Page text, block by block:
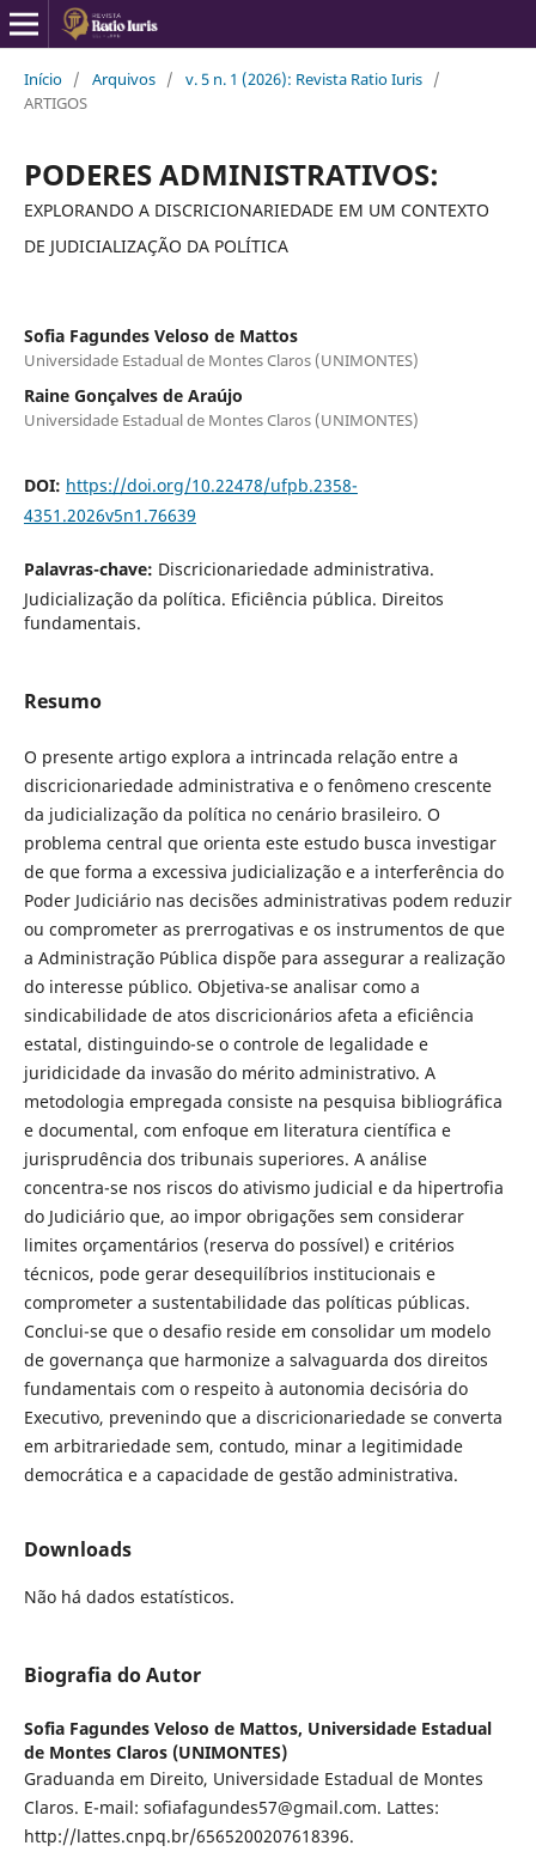
Início / Arquivos / v. 5 n. 1 (2026): Revista Ratio Iuris /
ARTIGOS
PODERES ADMINISTRATIVOS:
EXPLORANDO A DISCRICIONARIEDADE EM UM CONTEXTO
DE JUDICIALIZAÇÃO DA POLÍTICA
Sofia Fagundes Veloso de Mattos
Universidade Estadual de Montes Claros (UNIMONTES)
Raine Gonçalves de Araújo
Universidade Estadual de Montes Claros (UNIMONTES)
DOI: https://doi.org/10.22478/ufpb.2358-
4351.2026v5n1.76639
Palavras-chave: Discricionariedade administrativa.
Judicialização da política. Eficiência pública. Direitos
fundamentais.
Resumo
O presente artigo explora a intrincada relação entre a
discricionariedade administrativa e o fenômeno crescente
da judicialização da política no cenário brasileiro. O
problema central que orienta este estudo busca investigar
de que forma a excessiva judicialização e a interferência do
Poder Judiciário nas decisões administrativas podem reduzir
ou comprometer as prerrogativas e os instrumentos de que
a Administração Pública dispõe para assegurar a realização
do interesse público. Objetiva-se analisar como a
sindicabilidade de atos discricionários afeta a eficiência
estatal, distinguindo-se o controle de legalidade e
juridicidade da invasão do mérito administrativo. A
metodologia empregada consiste na pesquisa bibliográfica
e documental, com enfoque em literatura científica e
jurisprudência dos tribunais superiores. A análise
concentra-se nos riscos do ativismo judicial e da hipertrofia
do Judiciário que, ao impor obrigações sem considerar
limites orçamentários (reserva do possível) e critérios
técnicos, pode gerar desequilíbrios institucionais e
comprometer a sustentabilidade das políticas públicas.
Conclui-se que o desafio reside em consolidar um modelo
de governança que harmonize a salvaguarda dos direitos
fundamentais com o respeito à autonomia decisória do
Executivo, prevenindo que a discricionariedade se converta
em arbitrariedade sem, contudo, minar a legitimidade
democrática e a capacidade de gestão administrativa.
Downloads
Não há dados estatísticos.
Biografia do Autor
Sofia Fagundes Veloso de Mattos, Universidade Estadual
de Montes Claros (UNIMONTES)
Graduanda em Direito, Universidade Estadual de Montes
Claros. E-mail: sofiafagundes57@gmail.com. Lattes:
http://lattes.cnpq.br/6565200207618396.